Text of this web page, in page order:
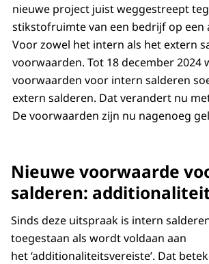
nieuwe project juist weggestreept
stikstofruimte van een bedrijf op een
Voor zowel het intern als het extern
voorwaarden. Tot 18 december 2024
voorwaarden voor intern salderen
extern salderen. Dat verandert nu
De voorwaarden zijn nu nagenoeg
Nieuwe voorwaarde
salderen:
Sinds deze uitspraak is intern
toegestaan als wordt voldaan aan
het ‘additionaliteitsvereiste’. Dat